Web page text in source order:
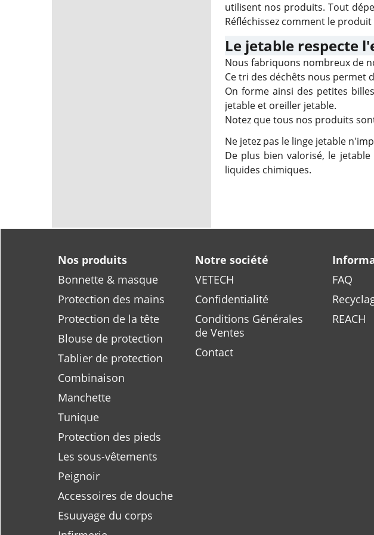
utilisent nos produits. Tout
Réfléchissez comment le
Le jetable respecte
Nous fabriquons nombreux de
Ce tri des déchêts nous permet
On forme ainsi des petites
jetable et oreiller jetable.
Notez que tous nos produits
Ne jetez pas le linge jetable
De plus bien valorisé, le
liquides chimiques.
Nos produits
Bonnette & masque
Protection des mains
Protection de la tête
Blouse de protection
Tablier de protection
Combinaison
Manchette
Tunique
Protection des pieds
Les sous-vêtements
Peignoir
Accessoires de douche
Esuuyage du corps
Notre société
VETECH
Confidentialité
Conditions Générales
de Ventes
Contact
FAQ
REACH